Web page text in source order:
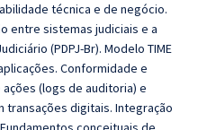
técnica e de negócio.
entre sistemas judiciais e a
(PDPJ-Br). Modelo TIME
Conformidade e
(logs de auditoria) e
digitais. Integração